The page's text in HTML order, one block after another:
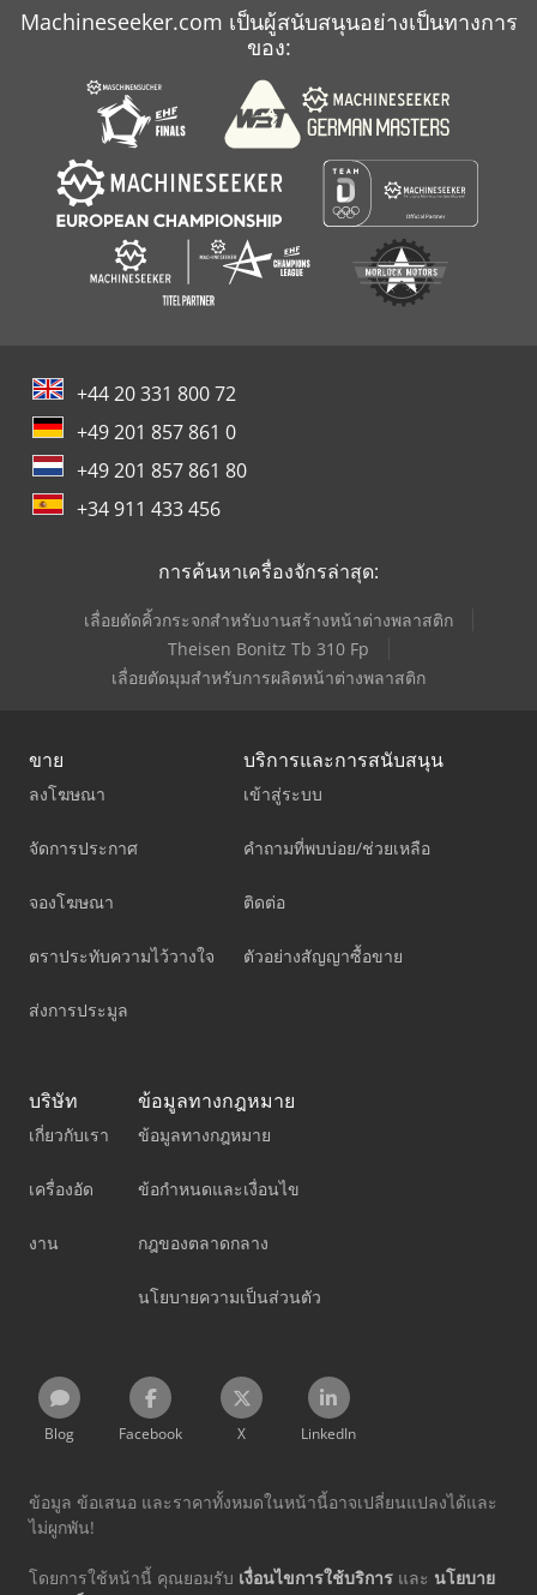
Geka Puma 80
Machineseeker.com เป็นผู้สนับสนุนอย่างเป็นทางการ
ของ:
+44 20 331 800 72
+49 201 857 861 0
+49 201 857 861 80
+34 911 433 456
การค้นหาเครื่องจักรล่าสุด:
เลื่อยตัดคิ้วกระจกสำหรับงานสร้างหน้าต่างพลาสติก
Theisen Bonitz Tb 310 Fp
เลื่อยตัดมุมสำหรับการผลิตหน้าต่างพลาสติก
ขาย
ลงโฆษณา
จัดการประกาศ
จองโฆษณา
ตราประทับความไว้วางใจ
ส่งการประมูล
บริการและการสนับสนุน
เข้าสู่ระบบ
คำถามที่พบบ่อย/ช่วยเหลือ
ติดต่อ
ตัวอย่างสัญญาซื้อขาย
บริษัท
เกี่ยวกับเรา
เครื่องอัด
งาน
ข้อมูลทางกฎหมาย
ข้อมูลทางกฎหมาย
ข้อกำหนดและเงื่อนไข
กฎของตลาดกลาง
นโยบายความเป็นส่วนตัว
Blog Facebook X LinkedIn
ข้อมูล ข้อเสนอ และราคาทั้งหมดในหน้านี้อาจเปลี่ยนแปลงได้และ
ไม่ผูกพัน!
โดยการใช้หน้านี้ คุณยอมรับ เงื่อนไขการใช้บริการ และ นโยบาย